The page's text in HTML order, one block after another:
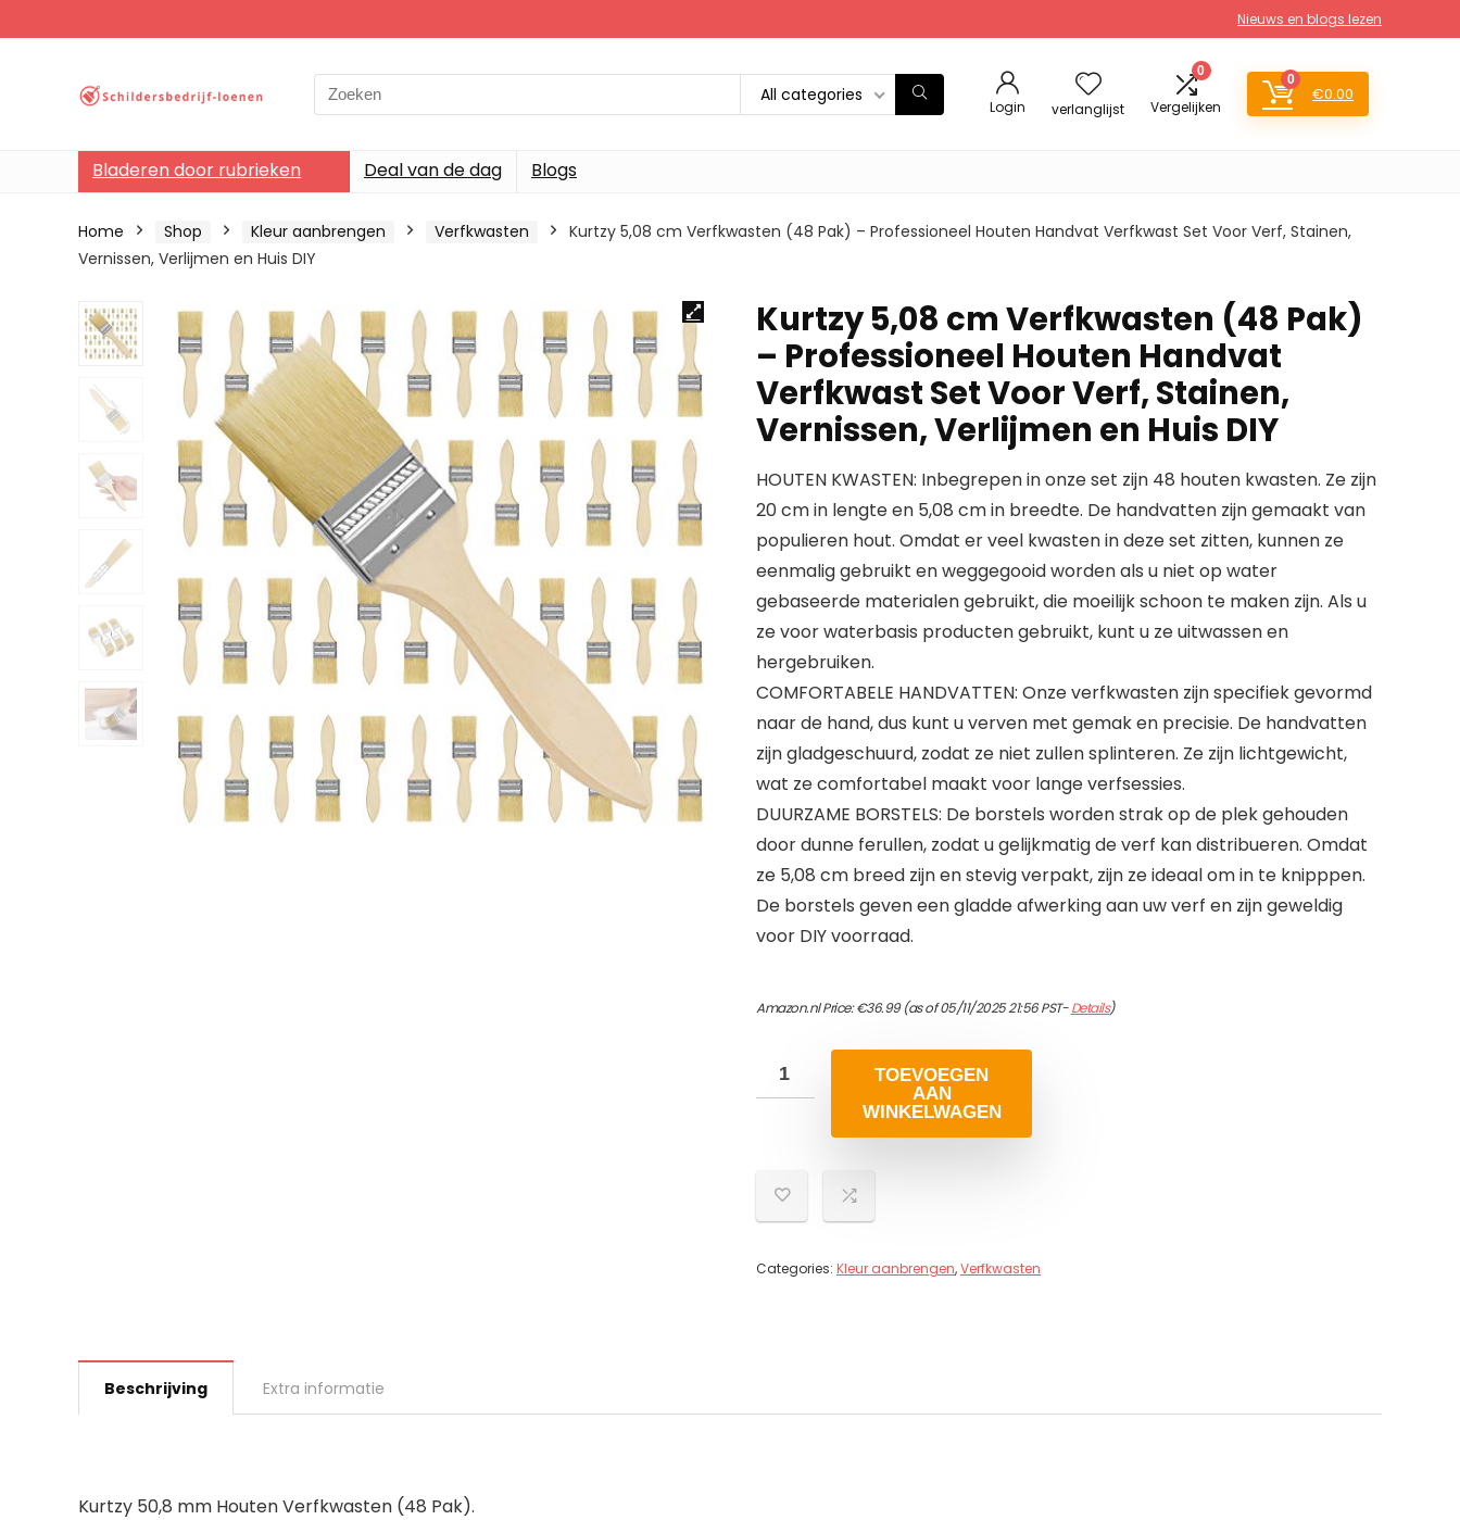
Nieuws en blogs lezen
Search
for:
All categories
Login verlanglijst
0
Vergelijken
0
€0.00
Bladeren door rubrieken Deal van de dag Blogs
Home Shop Kleur aanbrengen Verfkwasten
Kurtzy 5,08 cm Verfkwasten (48 Pak) – Professioneel Houten Handvat Verfkwast Set Voor Verf, Stainen,
Vernissen, Verlijmen en Huis DIY
Kurtzy 5,08 cm Verfkwasten (48 Pak)
– Professioneel Houten Handvat
Verfkwast Set Voor Verf, Stainen,
Vernissen, Verlijmen en Huis DIY
HOUTEN KWASTEN: Inbegrepen in onze set zijn 48 houten kwasten. Ze zijn
20 cm in lengte en 5,08 cm in breedte. De handvatten zijn gemaakt van
populieren hout. Omdat er veel kwasten in deze set zitten, kunnen ze
eenmalig gebruikt en weggegooid worden als u niet op water
gebaseerde materialen gebruikt, die moeilijk schoon te maken zijn. Als u
ze voor waterbasis producten gebruikt, kunt u ze uitwassen en
hergebruiken.
COMFORTABELE HANDVATTEN: Onze verfkwasten zijn specifiek gevormd
naar de hand, dus kunt u verven met gemak en precisie. De handvatten
zijn gladgeschuurd, zodat ze niet zullen splinteren. Ze zijn lichtgewicht,
wat ze comfortabel maakt voor lange verfsessies.
DUURZAME BORSTELS: De borstels worden strak op de plek gehouden
door dunne ferullen, zodat u gelijkmatig de verf kan distribueren. Omdat
ze 5,08 cm breed zijn en stevig verpakt, zijn ze ideaal om in te knipppen.
De borstels geven een gladde afwerking aan uw verf en zijn geweldig
voor DIY voorraad.
Amazon.nl Price:€36.99(as of 05/11/2025 21:56 PST-Details)
TOEVOEGEN
AAN
WINKELWAGEN
Categories: Kleur aanbrengen,Verfkwasten
Beschrijving Extra informatie
Kurtzy 50,8 mm Houten Verfkwasten (48 Pak).